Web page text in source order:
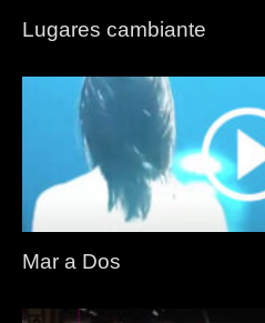
Lugares cambiante
Mar a Dos